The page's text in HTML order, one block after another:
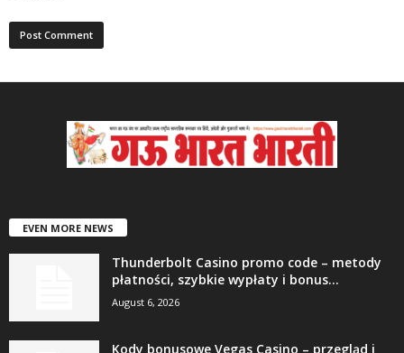
EVEN MORE NEWS
Thunderbolt Casino promo code – metody
płatności, szybkie wypłaty i bonus...
August 6, 2026
Kody bonusowe Vegas Casino – przegląd i